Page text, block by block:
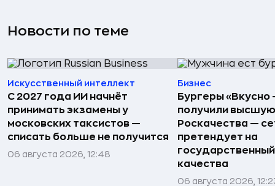
Новости по теме
Искусственный интеллект
С 2027 года ИИ начнёт
принимать экзамены у
московских таксистов —
списать больше не получится
06 августа 2026, 12:48
Бизнес
Бургеры «Вкусно
получили
Роскачества —
претендует на
качества
06 августа 2026,